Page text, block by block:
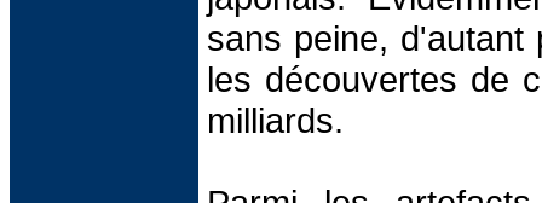
sans peine,
les découvertes de
milliards.